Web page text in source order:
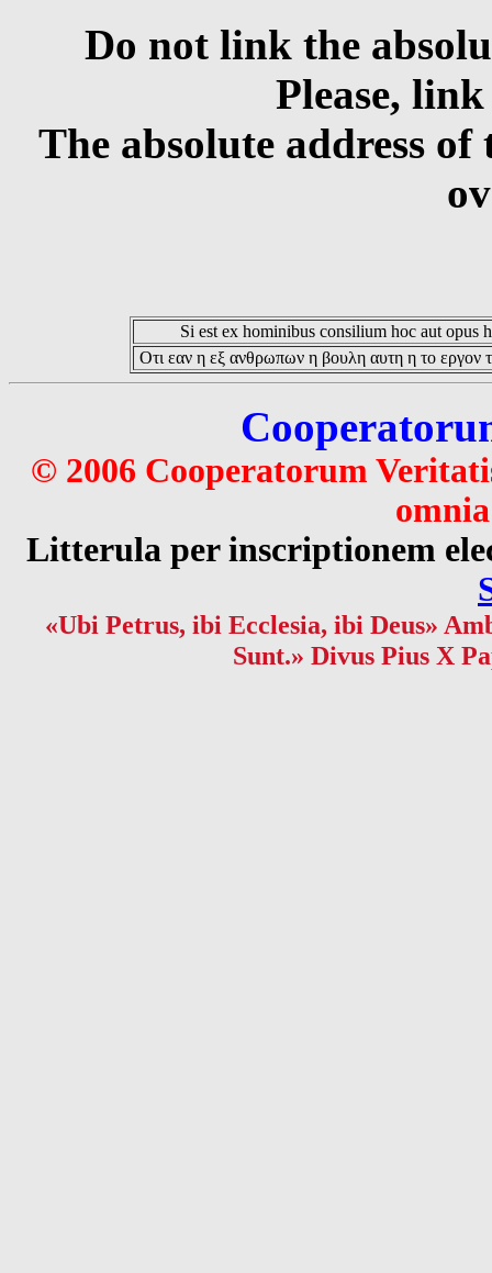
Do not link the
Please,
The absolute address
Si est ex hominibus consilium hoc aut opus
Οτι εαν η εξ ανθρωπων η βουλη αυτη η το εργον
© 2006 Cooperatorum
Litterula per inscriptionem
«Ubi Petrus, ibi Ecclesia, ibi Deus»
Sunt.» Divus Pius X